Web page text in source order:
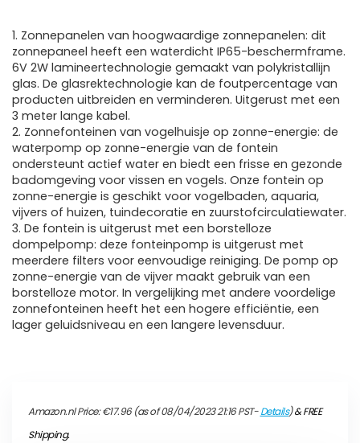
1. Zonnepanelen van hoogwaardige zonnepanelen: dit
zonnepaneel heeft een waterdicht IP65-beschermframe.
6V 2W lamineertechnologie gemaakt van polykristallijn
glas. De glasrektechnologie kan de foutpercentage van
producten uitbreiden en verminderen. Uitgerust met een
3 meter lange kabel.
2. Zonnefonteinen van vogelhuisje op zonne-energie: de
waterpomp op zonne-energie van de fontein
ondersteunt actief water en biedt een frisse en gezonde
badomgeving voor vissen en vogels. Onze fontein op
zonne-energie is geschikt voor vogelbaden, aquaria,
vijvers of huizen, tuindecoratie en zuurstofcirculatiewater.
3. De fontein is uitgerust met een borstelloze
dompelpomp: deze fonteinpomp is uitgerust met
meerdere filters voor eenvoudige reiniging. De pomp op
zonne-energie van de vijver maakt gebruik van een
borstelloze motor. In vergelijking met andere voordelige
zonnefonteinen heeft het een hogere efficiëntie, een
lager geluidsniveau en een langere levensduur.
Amazon.nl Price:€17.96(as of 08/04/2023 21:16 PST-Details)&FREE
Shipping.